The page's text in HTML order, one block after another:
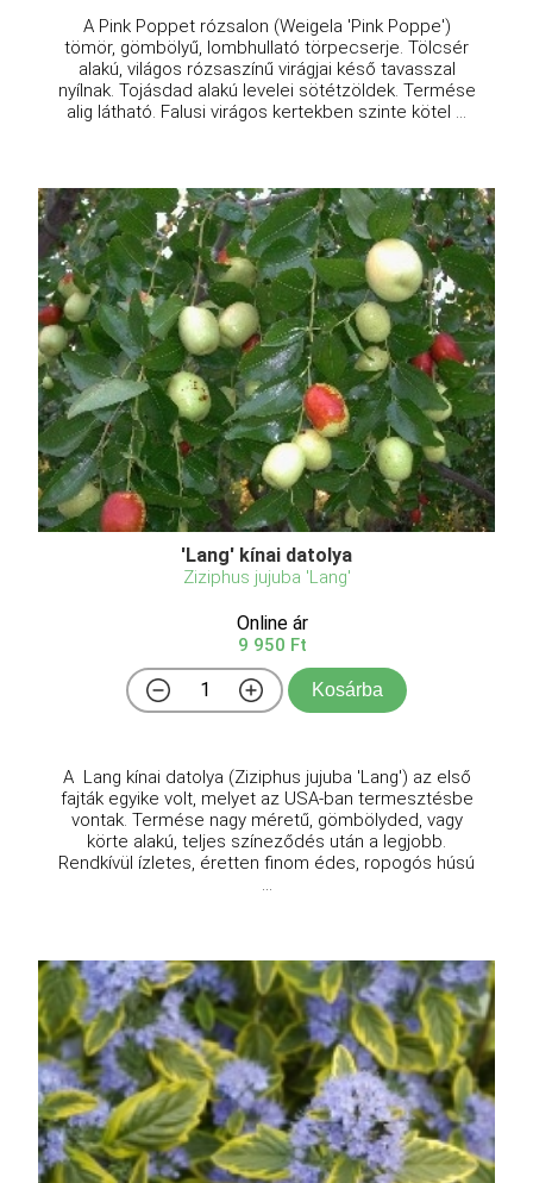
A Pink Poppet rózsalon (Weigela 'Pink Poppe')
tömör, gömbölyű, lombhullató törpecserje. Tölcsér
alakú, világos rózsaszínű virágjai késő tavasszal
nyílnak. Tojásdad alakú levelei sötétzöldek. Termése
alig látható. Falusi virágos kertekben szinte kötel ...
'Lang' kínai datolya
Ziziphus jujuba 'Lang'
Online ár
9 950 Ft
Kosárba
A Lang kínai datolya (Ziziphus jujuba 'Lang') az első
fajták egyike volt, melyet az USA-ban termesztésbe
vontak. Termése nagy méretű, gömbölyded, vagy
körte alakú, teljes színeződés után a legjobb.
Rendkívül ízletes, éretten finom édes, ropogós húsú
...